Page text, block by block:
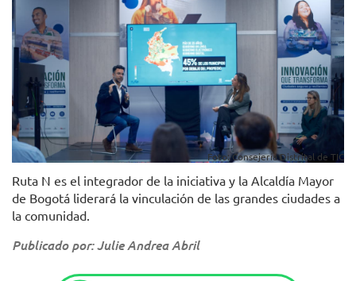
Foto: Consejería Distrital de TIC
Ruta N es el integrador de la iniciativa y la Alcaldía Mayor
de Bogotá liderará la vinculación de las grandes ciudades a
la comunidad.
Publicado por: Julie Andrea Abril